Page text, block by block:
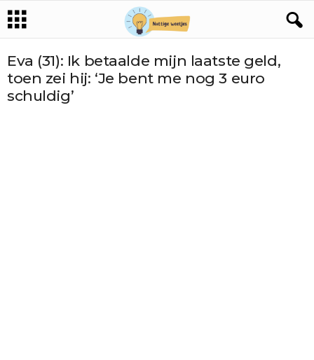
Eva (31): Ik betaalde mijn laatste geld,
toen zei hij: ‘Je bent me nog 3 euro
schuldig’